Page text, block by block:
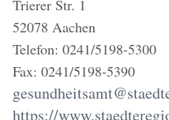
Trierer Str. 1
52078 Aachen
Telefon: 0241/5198-5300
Fax: 0241/5198-5390
https://